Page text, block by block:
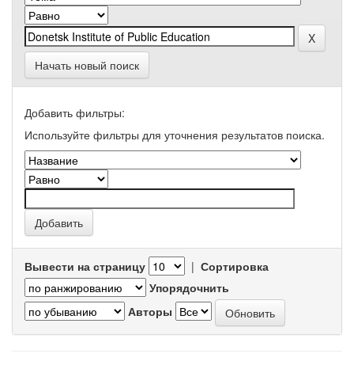
Начать новый поиск
Добавить фильтры:
Используйте фильтры для уточнения результатов поиска.
Вывести на страницу | Сортировка
Упорядочнить
Авторы